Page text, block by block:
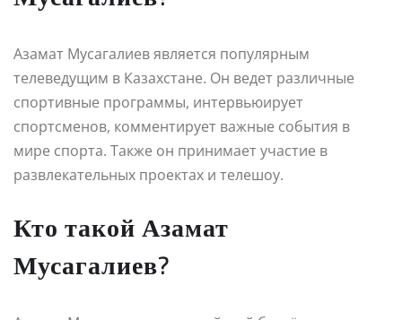
Азамат Мусагалиев является популярным
телеведущим в Казахстане. Он ведет различные
спортивные программы, интервьюирует
спортсменов, комментирует важные события в
мире спорта. Также он принимает участие в
развлекательных проектах и телешоу.
Кто такой Азамат
Мусагалиев?